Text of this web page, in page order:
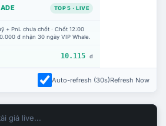
TOP 5 · LIVE
+ PnL chưa chốt · Chốt 12:00
đ nhận 30 ngày VIP Whale.
10.115 đ
Auto-refresh (30s)Refresh Now
giá live...